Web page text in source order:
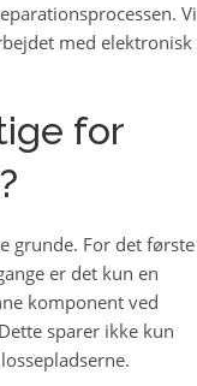
Vi
med elektronisk
for
grunde. For det første
er det kun en
komponent ved
sparer ikke kun